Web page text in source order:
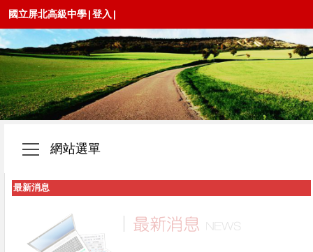
國立屏北高級中學|登入 |
網站選單
最新消息